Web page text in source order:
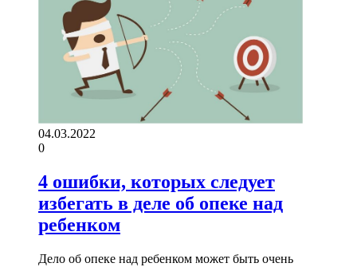
04.03.2022
0
4 ошибки, которых следует
избегать в деле об опеке над
ребенком
Дело об опеке над ребенком может быть очень